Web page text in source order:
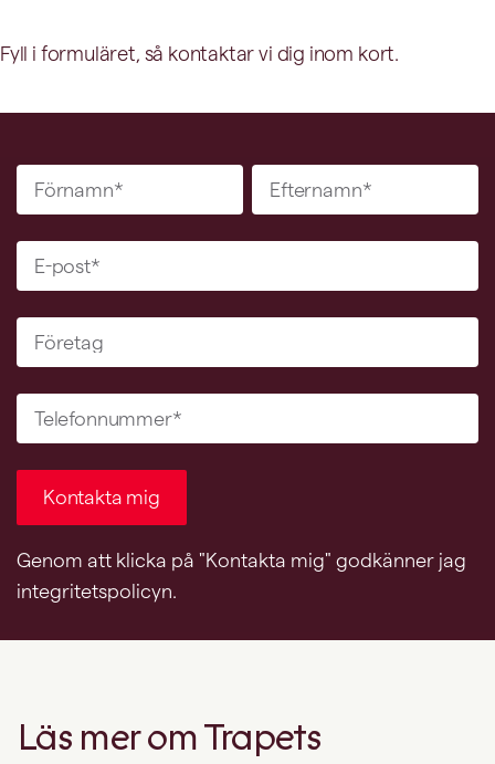
Fyll i formuläret, så kontaktar vi dig inom kort.
Läs mer om Trapets